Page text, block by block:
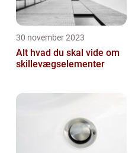
30 november 2023
Alt hvad du skal vide om
skillevægselementer